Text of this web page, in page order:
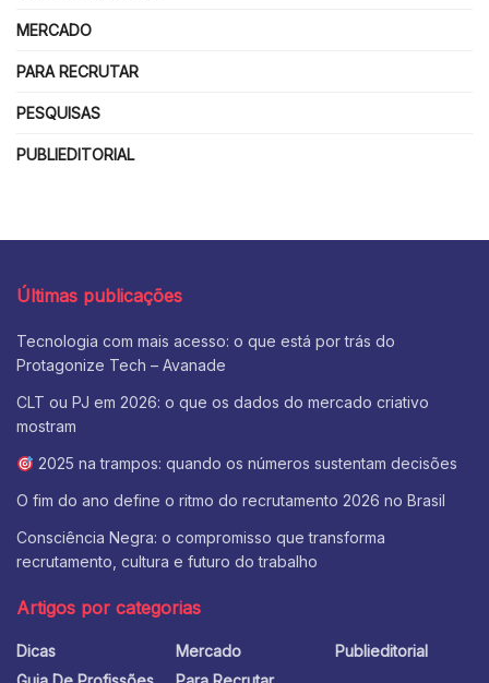
MERCADO
PARA RECRUTAR
PESQUISAS
PUBLIEDITORIAL
Últimas publicações
Tecnologia com mais acesso: o que está por trás do
Protagonize Tech – Avanade
CLT ou PJ em 2026: o que os dados do mercado criativo
mostram
2025 na trampos: quando os números sustentam decisões
O fim do ano define o ritmo do recrutamento 2026 no Brasil
Consciência Negra: o compromisso que transforma
recrutamento, cultura e futuro do trabalho
Artigos por categorias
Dicas
Mercado
Publieditorial